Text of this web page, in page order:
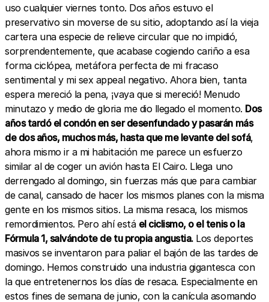
uso cualquier viernes tonto. Dos años estuvo el
preservativo sin moverse de su sitio, adoptando así la vieja
cartera una especie de relieve circular que no impidió,
sorprendentemente, que acabase cogiendo cariño a esa
forma ciclópea, metáfora perfecta de mi fracaso
sentimental y mi sex appeal negativo. Ahora bien, tanta
espera mereció la pena, ¡vaya que si mereció! Menudo
minutazo y medio de gloria me dio llegado el momento. Dos
años tardó el condón en ser desenfundado y pasarán más
de dos años, muchos más, hasta que me levante del sofá,
ahora mismo ir a mi habitación me parece un esfuerzo
similar al de coger un avión hasta El Cairo. Llega uno
derrengado al domingo, sin fuerzas más que para cambiar
de canal, cansado de hacer los mismos planes con la misma
gente en los mismos sitios. La misma resaca, los mismos
remordimientos. Pero ahí está el ciclismo, o el tenis o la
Fórmula 1, salvándote de tu propia angustia.Los deportes
masivos se inventaron para paliar el bajón de las tardes de
domingo. Hemos construido una industria gigantesca con
la que entretenernos los días de resaca. Especialmente en
estos fines de semana de junio, con la canícula asomando